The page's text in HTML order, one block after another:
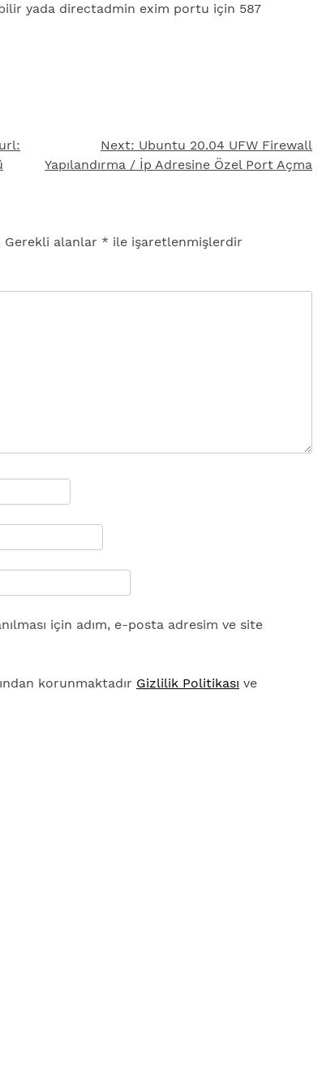
yada directadmin exim portu için 587
Next: Ubuntu 20.04 UFW Firewall
Yapılandırma / İp Adresine Özel Port Açma
Gerekli alanlar * ile işaretlenmişlerdir
için adım, e-posta adresim ve site
korunmaktadır Gizlilik Politikası ve